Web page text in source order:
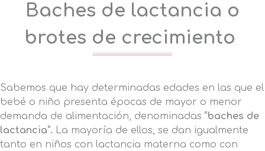
Baches de lactancia o
brotes de crecimiento
Sabemos que hay determinadas edades en las que el
bebé o niño presenta épocas de mayor o menor
demanda de alimentación, denominadas “baches de
lactancia”. La mayoría de ellos, se dan igualmente
tanto en niños con lactancia materna como con